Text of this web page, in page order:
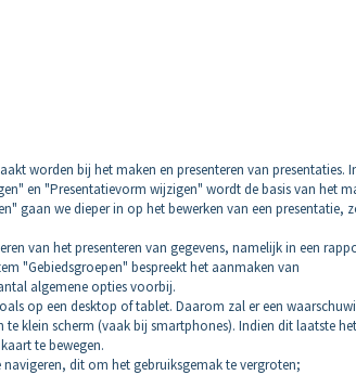
worden bij het maken en presenteren van presentaties.
en "Presentatievorm wijzigen" wordt de basis van het
gaan we dieper in op het bewerken van een presentatie,
van het presenteren van gegevens, namelijk in een
"Gebiedsgroepen" bespreekt het aanmaken van
algemene opties voorbij.
op een desktop of tablet. Daarom zal er een
klein scherm (vaak bij smartphones). Indien dit laatste het
te bewegen.
dit om het gebruiksgemak te vergroten;